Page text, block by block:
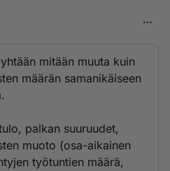
mitään muuta kuin
määrän samanikäiseen
palkan suuruudet,
muoto (osa-aikainen
työtuntien määrä,